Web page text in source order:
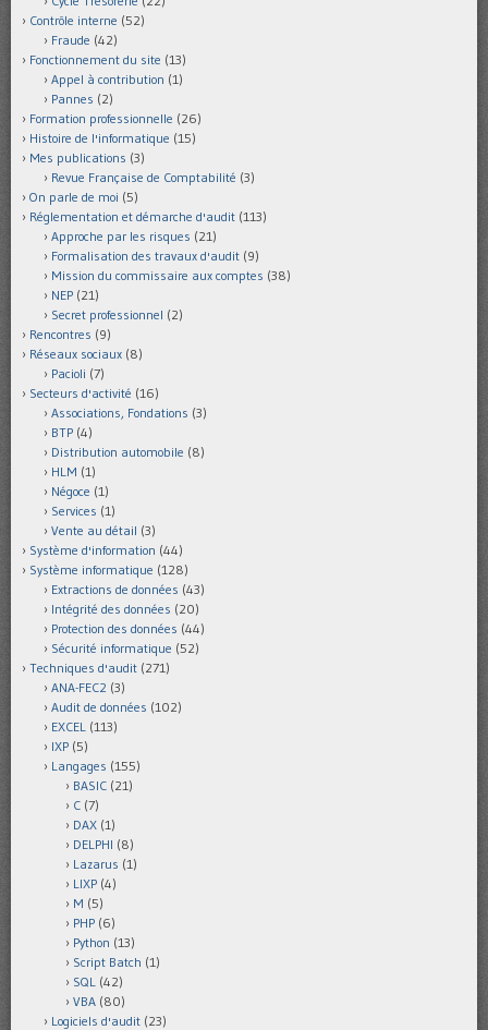
Contrôle interne (52)
Fraude (42)
Fonctionnement du site (13)
Appel à contribution (1)
Pannes (2)
Formation professionnelle (26)
Histoire de l'informatique (15)
Mes publications (3)
Revue Française de Comptabilité (3)
On parle de moi (5)
Réglementation et démarche d'audit (113)
Approche par les risques (21)
Formalisation des travaux d'audit (9)
Mission du commissaire aux comptes (38)
NEP (21)
Secret professionnel (2)
Rencontres (9)
Réseaux sociaux (8)
Pacioli (7)
Secteurs d'activité (16)
Associations, Fondations (3)
BTP (4)
Distribution automobile (8)
HLM (1)
Négoce (1)
Services (1)
Vente au détail (3)
Système d'information (44)
Système informatique (128)
Extractions de données (43)
Intégrité des données (20)
Protection des données (44)
Sécurité informatique (52)
Techniques d'audit (271)
ANA-FEC2 (3)
Audit de données (102)
EXCEL (113)
IXP (5)
Langages (155)
BASIC (21)
C (7)
DAX (1)
DELPHI (8)
Lazarus (1)
LIXP (4)
M (5)
PHP (6)
Python (13)
Script Batch (1)
SQL (42)
VBA (80)
Logiciels d'audit (23)